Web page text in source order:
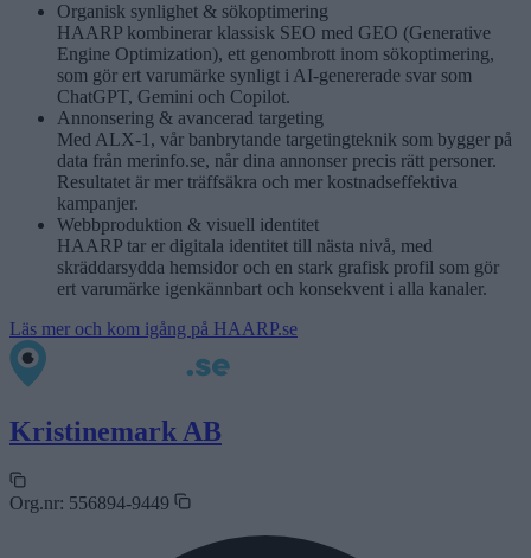
Organisk synlighet & sökoptimering
HAARP kombinerar klassisk SEO med GEO (Generative
Engine Optimization), ett genombrott inom sökoptimering,
som gör ert varumärke synligt i AI-genererade svar som
ChatGPT, Gemini och Copilot.
Annonsering & avancerad targeting
Med ALX-1, vår banbrytande targetingteknik som bygger på
data från merinfo.se, når dina annonser precis rätt personer.
Resultatet är mer träffsäkra och mer kostnadseffektiva
kampanjer.
Webbproduktion & visuell identitet
HAARP tar er digitala identitet till nästa nivå, med
skräddarsydda hemsidor och en stark grafisk profil som gör
ert varumärke igenkännbart och konsekvent i alla kanaler.
Läs mer och kom igång på HAARP.se
Kristinemark AB
Org.nr: 556894-9449